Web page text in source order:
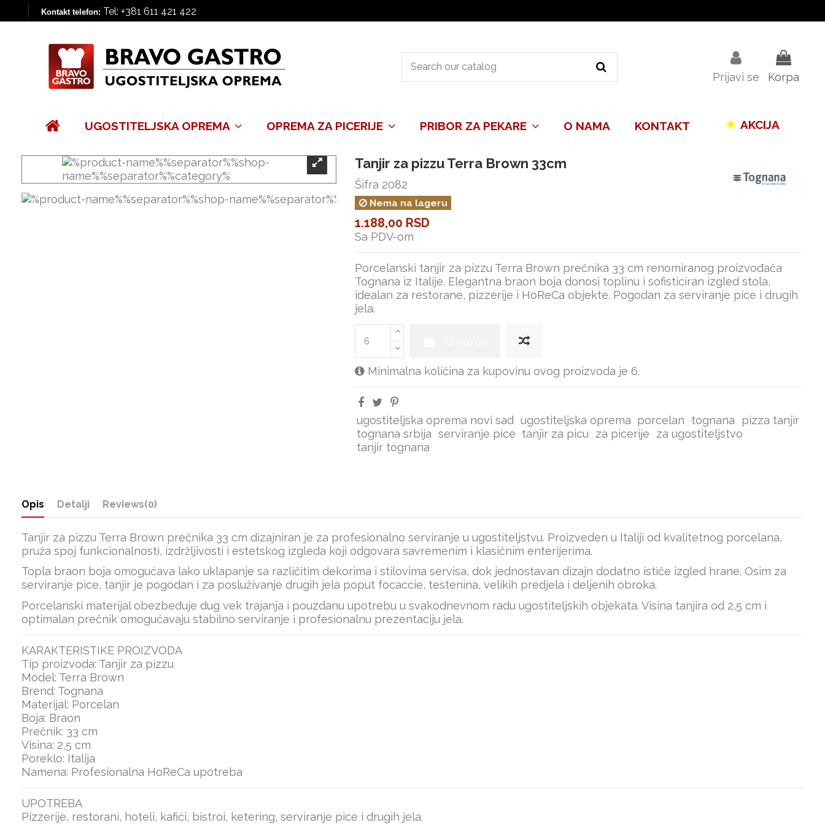
Kontakt telefon: Tel: +381 611 421 422
Prijavi se Korpa
UGOSTITELJSKA OPREMA OPREMA ZA PICERIJE PRIBOR ZA PEKARE O NAMA KONTAKT AKCIJA
Tanjir za pizzu Terra Brown 33cm
Šifra 2082
Nema na lageru
1.188,00 RSD
Sa PDV-om
Porcelanski tanjir za pizzu Terra Brown prečnika 33 cm renomiranog proizvođača
Tognana iz Italije. Elegantna braon boja donosi toplinu i sofisticiran izgled stola,
idealan za restorane, pizzerije i HoReCa objekte. Pogodan za serviranje pice i drugih
jela.
Minimalna količina za kupovinu ovog proizvoda je 6.
ugostiteljska oprema novi sad ugostiteljska oprema porcelan tognana
pizza tanjir
tognana srbija serviranje pice tanjir za picu za picerije
za ugostiteljstvo
tanjir tognana
Opis Detalji Reviews(0)
Tanjir za pizzu Terra Brown prečnika 33 cm dizajniran je za profesionalno serviranje u ugostiteljstvu. Proizveden u Italiji od kvalitetnog porcelana,
pruža spoj funkcionalnosti, izdržljivosti i estetskog izgleda koji odgovara savremenim i klasičnim enterijerima.
Topla braon boja omogućava lako uklapanje sa različitim dekorima i stilovima servisa, dok jednostavan dizajn dodatno ističe izgled hrane. Osim za
serviranje pice, tanjir je pogodan i za posluživanje drugih jela poput focaccie, testenina, velikih predjela i deljenih obroka.
Porcelanski materijal obezbeđuje dug vek trajanja i pouzdanu upotrebu u svakodnevnom radu ugostiteljskih objekata. Visina tanjira od 2,5 cm i
optimalan prečnik omogućavaju stabilno serviranje i profesionalnu prezentaciju jela.
KARAKTERISTIKE PROIZVODA
Tip proizvoda: Tanjir za pizzu
Model: Terra Brown
Brend: Tognana
Materijal: Porcelan
Boja: Braon
Prečnik: 33 cm
Visina: 2,5 cm
Poreklo: Italija
Namena: Profesionalna HoReCa upotreba
UPOTREBA
Pizzerije, restorani, hoteli, kafići, bistroi, ketering, serviranje pice i drugih jela.